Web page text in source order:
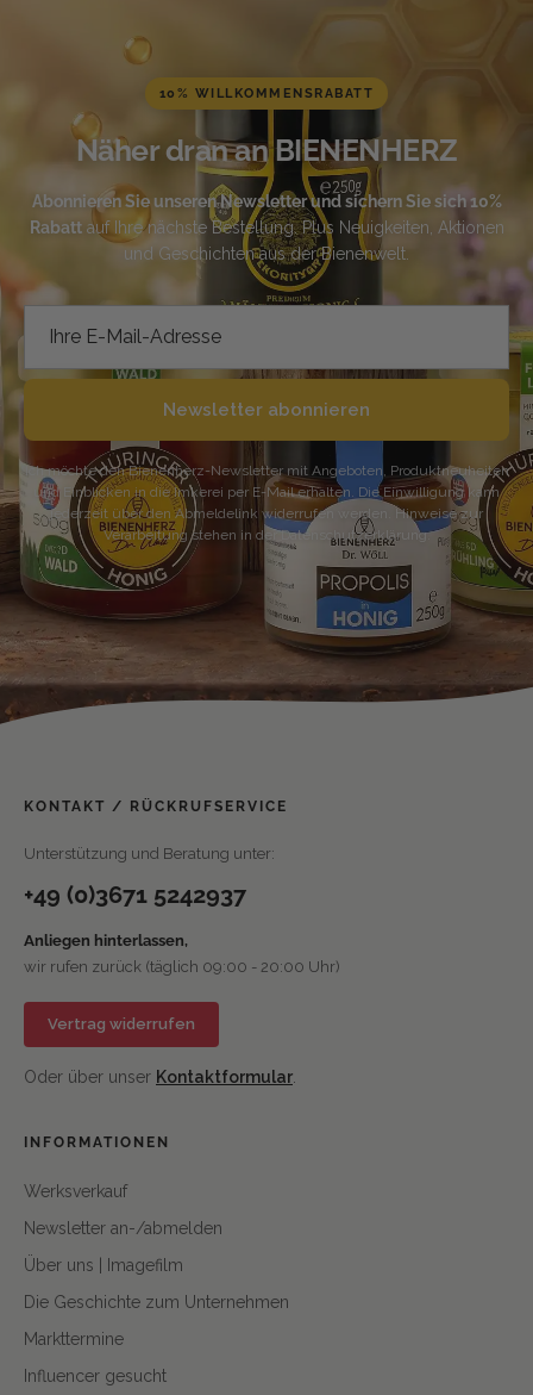
10% WILLKOMMENSRABATT
Näher dran an BIENENHERZ
Abonnieren Sie unseren Newsletter und sichern Sie sich 10%
Rabattauf Ihre nächste Bestellung. Plus Neuigkeiten, Aktionen
und Geschichten aus der Bienenwelt.
Newsletter abonnieren
Ich möchte den Bienenherz-Newsletter mit Angeboten, Produktneuheiten
und Einblicken in die Imkerei per E-Mail erhalten. Die Einwilligung kann
jederzeit über den Abmeldelink widerrufen werden. Hinweise zur
Verarbeitung stehen in der Datenschutzerklärung.
KONTAKT / RÜCKRUFSERVICE
Unterstützung und Beratung unter:
+49 (0)3671 5242937
Anliegen hinterlassen,
wir rufen zurück (täglich 09:00 - 20:00 Uhr)
Vertrag widerrufen
Oder über unser Kontaktformular.
INFORMATIONEN
Werksverkauf
Newsletter an-/abmelden
Über uns | Imagefilm
Die Geschichte zum Unternehmen
Markttermine
Influencer gesucht